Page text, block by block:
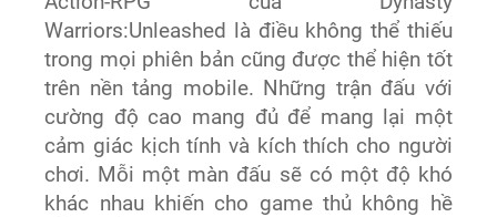
Warriors:Unleashed là điều không thể thiếu
trong mọi phiên bản cũng được thể hiện tốt
trên nền tảng mobile. Những trận đấu với
cường độ cao mang đủ để mang lại một
cảm giác kịch tính và kích thích cho người
chơi. Mỗi một màn đấu sẽ có một độ khó
khác nhau khiến cho game thủ không hề